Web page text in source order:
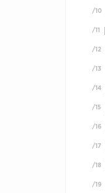
/10
/11
/12
/13
/14
/15
/16
/17
/18
/19